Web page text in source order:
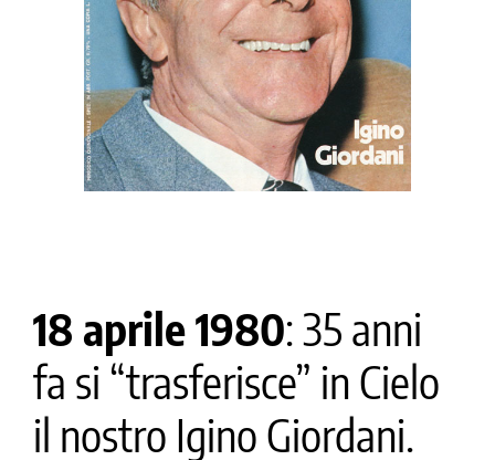
18 aprile 1980: 35 anni
fa si “trasferisce” in Cielo
il nostro Igino Giordani.